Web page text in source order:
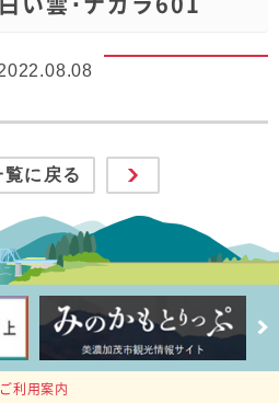
覧に戻る
ご利用案内